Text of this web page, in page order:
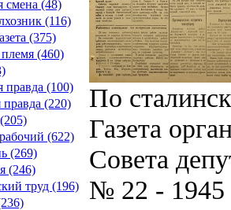
смена (48)
(116)
(375)
(460)
правда (100)
правда (220)
(622)
(269)
(246)
труд (196)
По
Газета
Совета
№ 22 - 1945